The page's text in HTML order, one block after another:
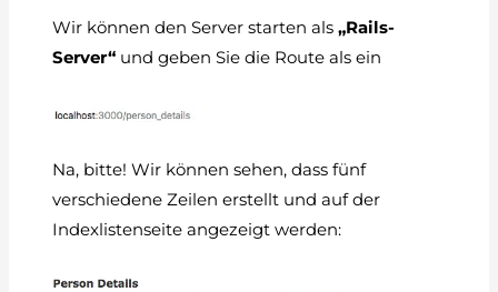
Wir können den Server starten als„Rails-
Server“ und geben Sie die Route als ein
Na, bitte! Wir können sehen, dass fünf
verschiedene Zeilen erstellt und auf der
Indexlistenseite angezeigt werden: